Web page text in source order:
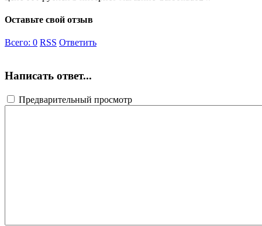
Оставьте свой отзыв
Всего: 0 RSS Ответить
Написать ответ...
Предварительный просмотр